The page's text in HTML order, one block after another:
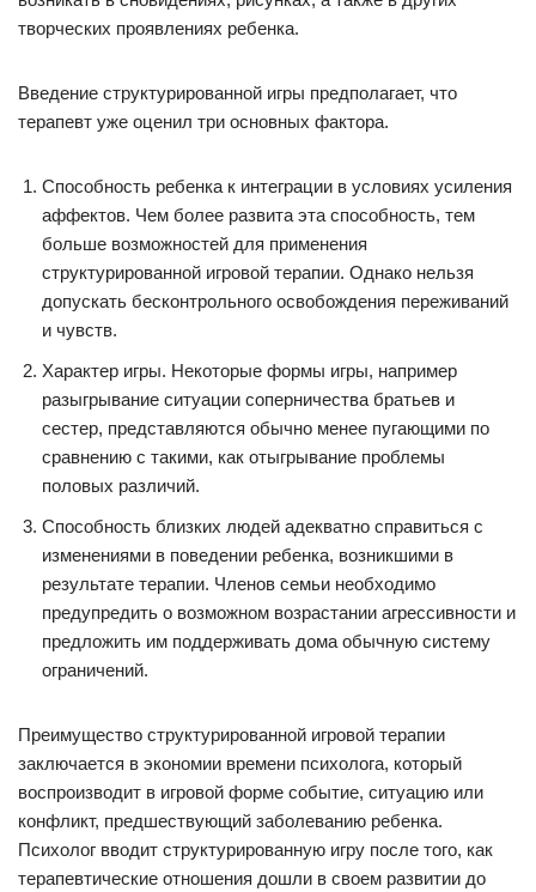
творческих проявлениях ребенка.
Введение структурированной игры предполагает, что
терапевт уже оценил три основных фактора.
Способность ребенка к интеграции в условиях усиления
аффектов. Чем более развита эта способность, тем
больше возможностей для применения
структурированной игровой терапии. Однако нельзя
допускать бесконтрольного освобождения переживаний
и чувств.
Характер игры. Некоторые формы игры, например
разыгрывание ситуации соперничества братьев и
сестер, представляются обычно менее пугающими по
сравнению с такими, как отыгрывание проблемы
половых различий.
Способность близких людей адекватно справиться с
изменениями в поведении ребенка, возникшими в
результате терапии. Членов семьи необходимо
предупредить о возможном возрастании агрессивности и
предложить им поддерживать дома обычную систему
ограничений.
Преимущество структурированной игровой терапии
заключается в экономии времени психолога, который
воспроизводит в игровой форме событие, ситуацию или
конфликт, предшествующий заболеванию ребенка.
Психолог вводит структурированную игру после того, как
терапевтические отношения дошли в своем развитии до